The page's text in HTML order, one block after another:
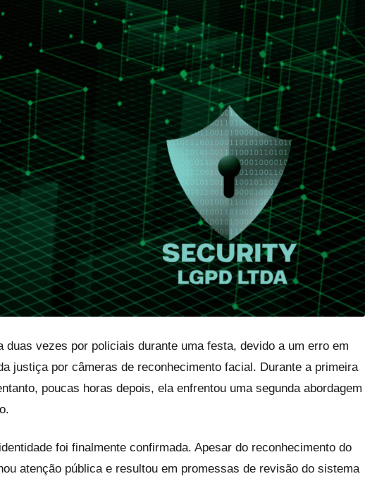
vezes por policiais durante uma festa, devido a um erro em
justiça por câmeras de reconhecimento facial. Durante a primeira
poucas horas depois, ela enfrentou uma segunda abordagem
foi finalmente confirmada. Apesar do reconhecimento do
atenção pública e resultou em promessas de revisão do sistema